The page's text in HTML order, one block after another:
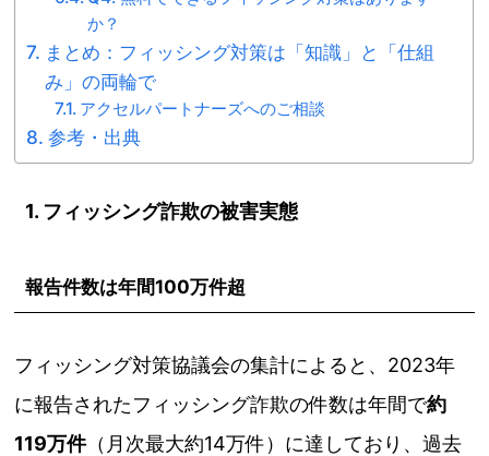
か？
まとめ：フィッシング対策は「知識」と「仕組
み」の両輪で
アクセルパートナーズへのご相談
参考・出典
1. フィッシング詐欺の被害実態
報告件数は年間100万件超
フィッシング対策協議会の集計によると、2023年
に報告されたフィッシング詐欺の件数は年間で約
119万件（月次最大約14万件）に達しており、過去